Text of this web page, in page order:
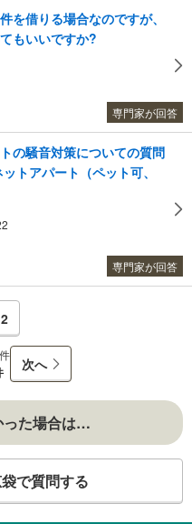
を借りる場合なのですが、
もいいですか?
専門家が回答
の騒音対策についての質問
トアパート（ペット可、
専門家が回答
2
次へ
った場合は…
で質問する